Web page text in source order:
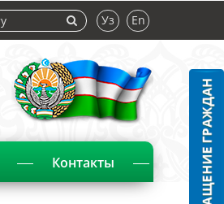
Уз En
Контакты